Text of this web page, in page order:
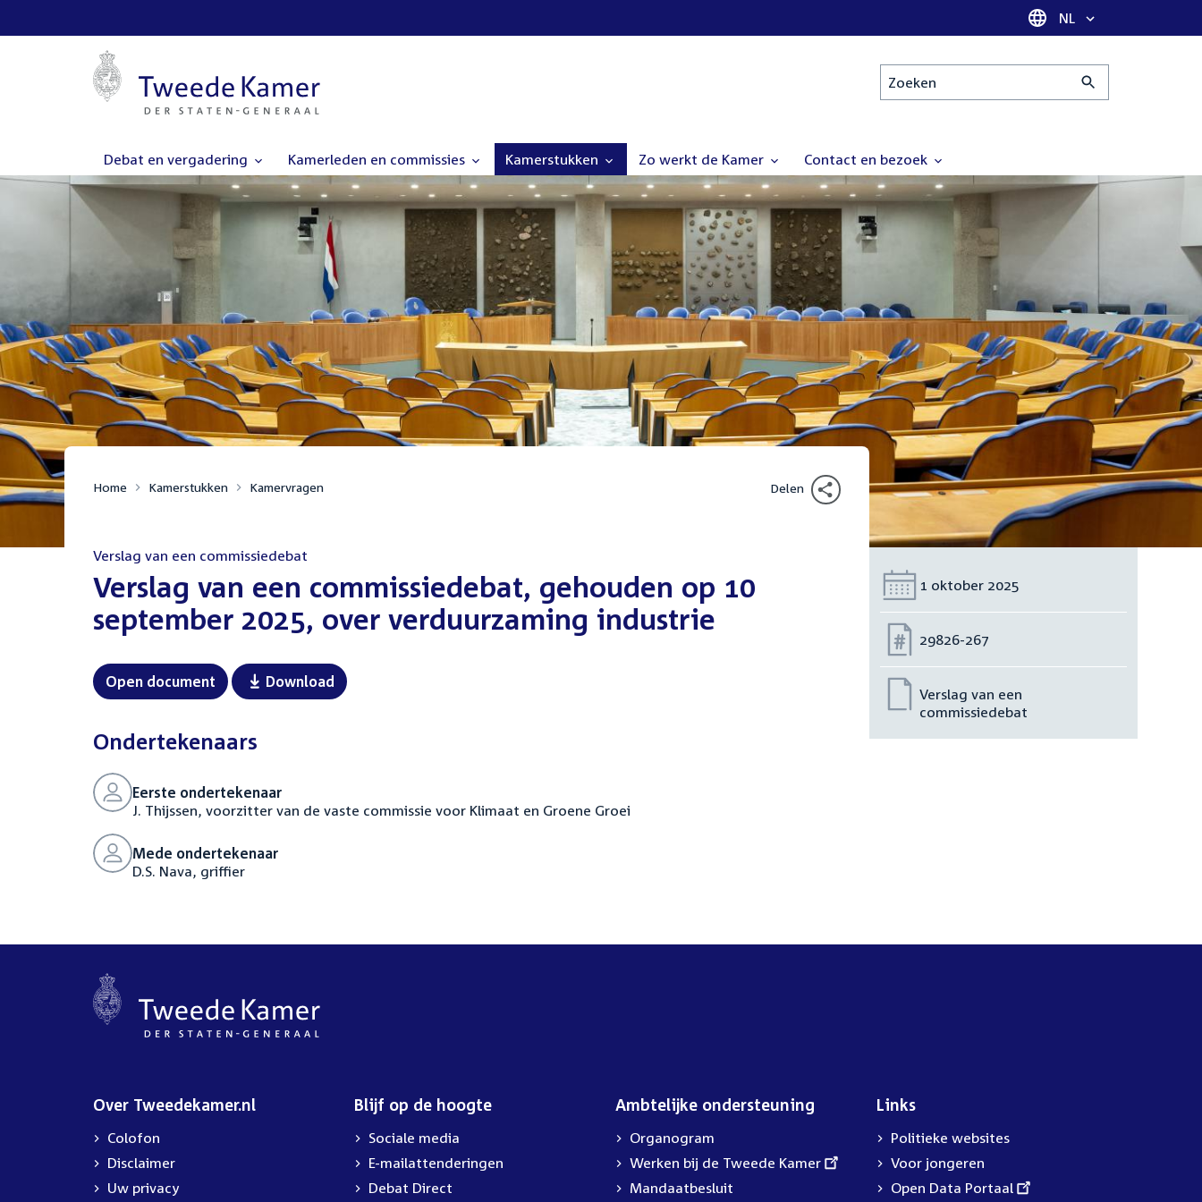
Taal selectie
NL
Zoeken
Debat en vergadering Kamerleden en commissies Kamerstukken Zo werkt de Kamer Contact en bezoek
Home Kamerstukken Kamervragen Delen
Verslag van een commissiedebat
:Verslag van een commissiedebat, gehouden op 10
september 2025, over verduurzaming industrie
Open document Download
Ondertekenaars
Eerste ondertekenaar
J. Thijssen, voorzitter van de vaste commissie voor Klimaat en Groene Groei
Mede ondertekenaar
D.S. Nava, griffier
Datum:
1 oktober 2025
Nummer:
29826-267
Verslag van een
commissiedebat
Over Tweedekamer.nl
Colofon
Disclaimer
Uw privacy
Blijf op de hoogte
Sociale media
E-mailattenderingen
Debat Direct
Ambtelijke ondersteuning
Organogram
External
link:
Werken bij de Tweede Kamer
Mandaatbesluit
Links
Politieke websites
Voor jongeren
External
Open Data Portaal